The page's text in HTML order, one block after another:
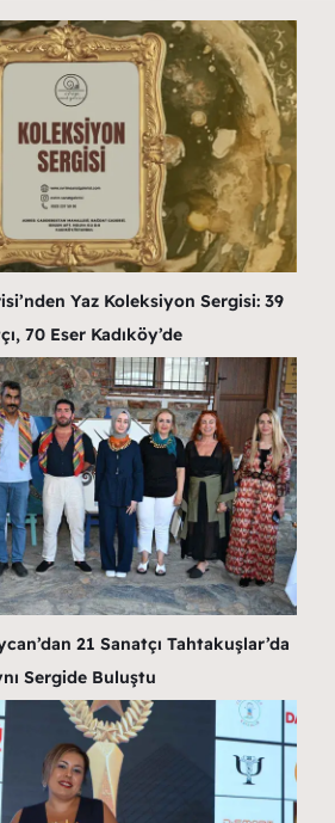
Yaz Koleksiyon Sergisi: 39
70 Eser Kadıköy’de
21 Sanatçı Tahtakuşlar’da
Sergide Buluştu